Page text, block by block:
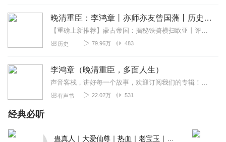
晚清重臣：李鸿章丨亦师亦友曾国藩丨历史故事权术谋略
【重磅上新推荐】蒙古帝国：揭秘铁骑横扫欧亚丨评书百家讲坛丨蒙古秘史全面解读蒙古帝国波澜壮阔的历史，破解中世纪强大帝国的兴衰秘密！————————————————...
历史 79.96万 483
李鸿章（晚清重臣，多面人生）
声音客栈，讲好每一个故事，欢迎订阅我们的专辑！《李鸿章》(全三册)是著名作家张鸿福“近代名臣系列”历史小说之一，与《林则徐》(全二册)《左宗棠》(全二册)《袁世...
有声书 22.02万 531
经典必听